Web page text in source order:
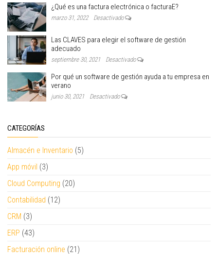
¿Qué es una factura electrónica o facturaE?
marzo 31, 2022 Desactivado
Las CLAVES para elegir el software de gestión
adecuado
septiembre 30, 2021 Desactivado
Por qué un software de gestión ayuda a tu empresa en
verano
junio 30, 2021 Desactivado
CATEGORÍAS
Almacén e Inventario (5)
App móvil (3)
Cloud Computing (20)
Contabilidad (12)
CRM (3)
ERP (43)
Facturación online (21)